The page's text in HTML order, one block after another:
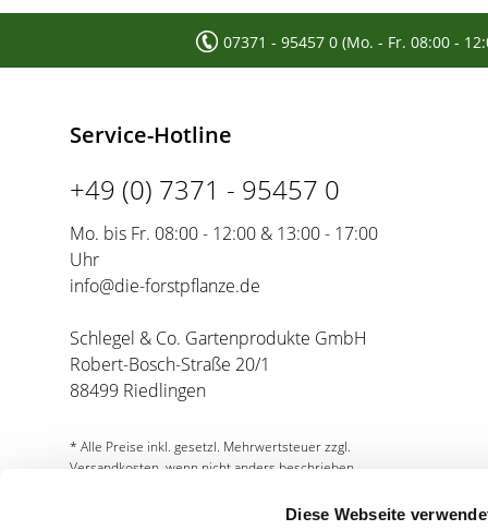
Diese Webseite
07371 - 95457 0 (Mo. - Fr. 08:00 -
Service-Hotline
+49 (0) 7371 - 95457 0
Mo. bis Fr. 08:00 - 12:00 & 13:00 - 17:00
Uhr
info@die-forstpflanze.de
Schlegel & Co. Gartenprodukte GmbH
Robert-Bosch-Straße 20/1
88499 Riedlingen
* Alle Preise inkl. gesetzl. Mehrwertsteuer zzgl.
Versandkosten, wenn nicht anders beschrieben.